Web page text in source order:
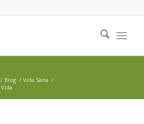
/ Blog / Vida Sana /